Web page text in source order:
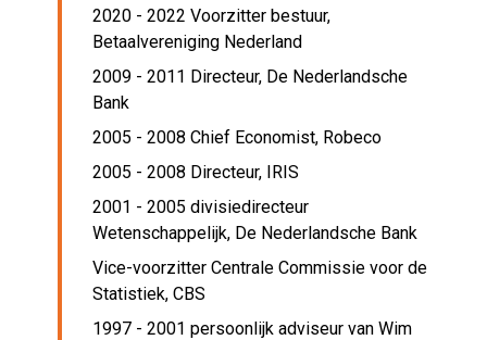
2020 - 2022 Voorzitter bestuur,
Betaalvereniging Nederland
2009 - 2011 Directeur, De Nederlandsche
Bank
2005 - 2008 Chief Economist, Robeco
2005 - 2008 Directeur, IRIS
2001 - 2005 divisiedirecteur
Wetenschappelijk, De Nederlandsche Bank
Vice-voorzitter Centrale Commissie voor de
Statistiek, CBS
1997 - 2001 persoonlijk adviseur van Wim